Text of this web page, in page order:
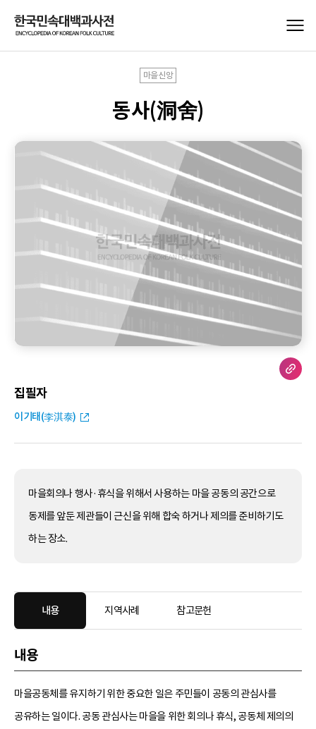
마을신앙
동사(洞舍)
집필자
이기태(李淇泰)
마을회의나 행사·휴식을 위해서 사용하는 마을 공동의 공간으로
동제를 앞둔 제관들이 근신을 위해 합숙 하거나 제의를 준비하기도
하는 장소.
내용 지역사례 참고문헌
내용
마을공동체를 유지하기 위한 중요한 일은 주민들이 공동의 관심사를
공유하는 일이다. 공동 관심사는 마을을 위한 회의나 휴식, 공동체 제의의